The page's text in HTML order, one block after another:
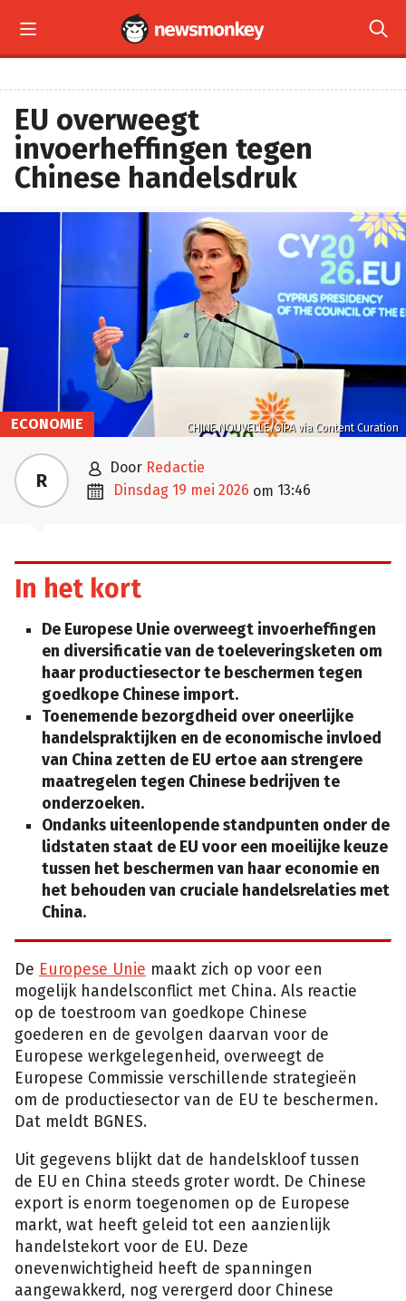
 
EU overweegt
invoerheffingen tegen
Chinese handelsdruk
CHINE NOUVELLE/SIPA via Content Curation
ECONOMIE
R  door Redactie
 dinsdag 19 mei 2026 om 13:46
In het kort
De Europese Unie overweegt invoerheffingen
en diversificatie van de toeleveringsketen om
haar productiesector te beschermen tegen
goedkope Chinese import.
Toenemende bezorgdheid over oneerlijke
handelspraktijken en de economische invloed
van China zetten de EU ertoe aan strengere
maatregelen tegen Chinese bedrijven te
onderzoeken.
Ondanks uiteenlopende standpunten onder de
lidstaten staat de EU voor een moeilijke keuze
tussen het beschermen van haar economie en
het behouden van cruciale handelsrelaties met
China.
De Europese Unie maakt zich op voor een
mogelijk handelsconflict met China. Als reactie
op de toestroom van goedkope Chinese
goederen en de gevolgen daarvan voor de
Europese werkgelegenheid, overweegt de
Europese Commissie verschillende strategieën
om de productiesector van de EU te beschermen.
Dat meldt BGNES.
Uit gegevens blijkt dat de handelskloof tussen
de EU en China steeds groter wordt. De Chinese
export is enorm toegenomen op de Europese
markt, wat heeft geleid tot een aanzienlijk
handelstekort voor de EU. Deze
onevenwichtigheid heeft de spanningen
aangewakkerd, nog verergerd door Chinese